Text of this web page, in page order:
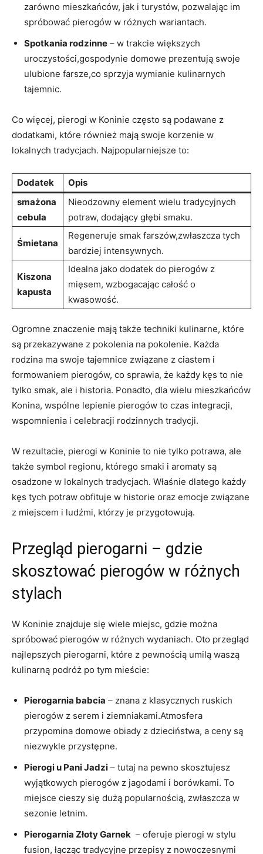
zarówno mieszkańców, jak i turystów, ⁢pozwalając im
spróbować pierogów w różnych wariantach.
Spotkania⁣ rodzinne – w ​trakcie większych
uroczystości,gospodynie domowe prezentują⁢ swoje
ulubione farsze,co sprzyja wymianie‍ kulinarnych
tajemnic.
Co więcej, pierogi⁢ w Koninie często są podawane z
dodatkami, które również ⁢mają swoje ‌korzenie w
lokalnych tradycjach. Najpopularniejsze to:
Dodatek
Opis
smażona
cebula
Nieodzowny element ‍wielu⁣ tradycyjnych‍
potraw, dodający głębi smaku.
Śmietana
Regeneruje smak farszów,zwłaszcza ⁣tych
bardziej intensywnych.
Kiszona
kapusta
Idealna ‌jako dodatek do ​pierogów z
mięsem, wzbogacając całość o
kwasowość.
Ogromne znaczenie mają także techniki kulinarne, które
są przekazywane z pokolenia na pokolenie. Każda
rodzina ma swoje tajemnice‍ związane z ciastem i
formowaniem​ pierogów, co sprawia, ⁤że ​każdy kęs to ​nie
tylko smak, ale i historia. Ponadto, dla wielu mieszkańców
Konina, ‌wspólne lepienie pierogów to czas integracji,
wspomnienia i celebracji ‌rodzinnych tradycji.
W rezultacie, pierogi w Koninie to nie tylko⁣ potrawa, ale
także symbol⁣ regionu, którego ⁤smaki i aromaty ‍są
osadzone w ​lokalnych ⁢tradycjach. Właśnie dlatego każdy
kęs‍ tych potraw obfituje w ⁤historie oraz ‌emocje związane
z ‍miejscem i ludźmi, którzy je przygotowują.
Przegląd pierogarni –⁤ gdzie
skosztować‌ pierogów w różnych⁤
stylach
W Koninie znajduje się wiele miejsc, gdzie można
spróbować pierogów w różnych wydaniach. Oto ⁢przegląd
najlepszych pierogarni, które z pewnością umilą waszą
kulinarną podróż⁤ po tym‌ mieście:
Pierogarnia​ babcia – ⁣znana z klasycznych ⁣ruskich
pierogów z serem i ziemniakami.Atmosfera
przypomina⁣ domowe obiady z dzieciństwa, a⁣ ceny są
niezwykle przystępne.
Pierogi u Pani Jadzi – ⁤tutaj na‌ pewno skosztujesz
wyjątkowych pierogów z jagodami i borówkami. To
⁤miejsce cieszy się dużą popularnością, zwłaszcza w
sezonie letnim.
Pierogarnia Złoty Garnek ‌ – oferuje ​pierogi w stylu⁢
fusion, łącząc tradycyjne przepisy z nowoczesnymi